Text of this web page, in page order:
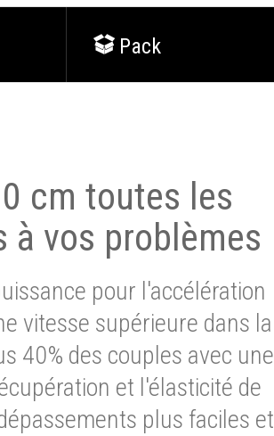
Pack
cm toutes les
à vos problèmes
pour l'accélération
vitesse supérieure dans la
40% des couples avec une
et l'élasticité de
plus faciles et